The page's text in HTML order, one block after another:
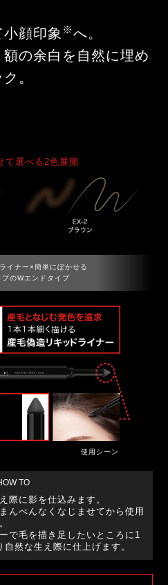
顔印象 ※ へ。
の余白を自然に埋め
。
て選べる2色展開
イナー×簡単にぼかせる
プのWエンドタイプ
使用シーン
TO
際に影を仕込みます。
んべんなくなじませてから使用
で毛を描き足したいところに1
然な生え際に仕上げます。